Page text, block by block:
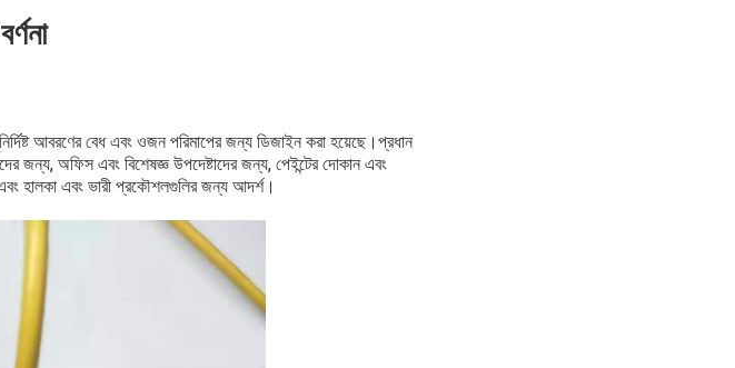
আবরণের বেধ এবং ওজন পরিমাপের জন্য ডিজাইন করা হয়েছে।প্রধান
জন্য, অফিস এবং বিশেষজ্ঞ উপদেষ্টাদের জন্য, পেইন্টের দোকান এবং
এবং হালকা এবং ভারী প্রকৌশলগুলির জন্য আদর্শ।